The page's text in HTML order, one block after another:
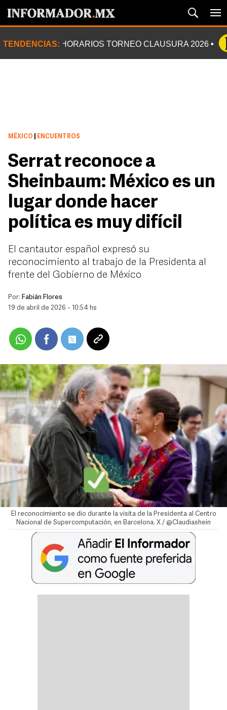
TENDENCIAS: HORARIOS TORNEO CLAUSURA 2026
MÉXICO ENCUENTROS
Serrat reconoce a
Sheinbaum: México es un
lugar donde hacer
política es muy difícil
El cantautor español expresó su
reconocimiento al trabajo de la Presidenta al
frente del Gobierno de México
Por: Fabián Flores
19 de abril de 2026 - 10:54 hs
El reconocimiento se dio durante la visita de la Presidenta al Centro
Nacional de Supercomputación, en Barcelona. X / @Claudiashein